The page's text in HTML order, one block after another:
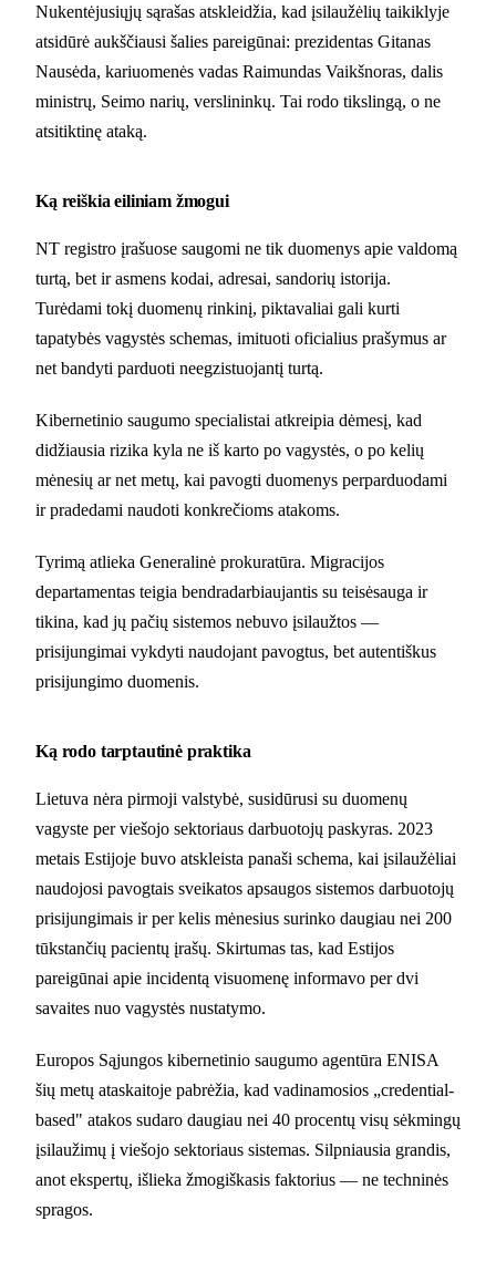
Nukentėjusiųjų sąrašas atskleidžia, kad įsilaužėlių taikiklyje
atsidūrė aukščiausi šalies pareigūnai: prezidentas Gitanas
Nausėda, kariuomenės vadas Raimundas Vaikšnoras, dalis
ministrų, Seimo narių, verslininkų. Tai rodo tikslingą, o ne
atsitiktinę ataką.
Ką reiškia eiliniam žmogui
NT registro įrašuose saugomi ne tik duomenys apie valdomą
turtą, bet ir asmens kodai, adresai, sandorių istorija.
Turėdami tokį duomenų rinkinį, piktavaliai gali kurti
tapatybės vagystės schemas, imituoti oficialius prašymus ar
net bandyti parduoti neegzistuojantį turtą.
Kibernetinio saugumo specialistai atkreipia dėmesį, kad
didžiausia rizika kyla ne iš karto po vagystės, o po kelių
mėnesių ar net metų, kai pavogti duomenys perparduodami
ir pradedami naudoti konkrečioms atakoms.
Tyrimą atlieka Generalinė prokuratūra. Migracijos
departamentas teigia bendradarbiaujantis su teisėsauga ir
tikina, kad jų pačių sistemos nebuvo įsilaužtos —
prisijungimai vykdyti naudojant pavogtus, bet autentiškus
prisijungimo duomenis.
Ką rodo tarptautinė praktika
Lietuva nėra pirmoji valstybė, susidūrusi su duomenų
vagyste per viešojo sektoriaus darbuotojų paskyras. 2023
metais Estijoje buvo atskleista panaši schema, kai įsilaužėliai
naudojosi pavogtais sveikatos apsaugos sistemos darbuotojų
prisijungimais ir per kelis mėnesius surinko daugiau nei 200
tūkstančių pacientų įrašų. Skirtumas tas, kad Estijos
pareigūnai apie incidentą visuomenę informavo per dvi
savaites nuo vagystės nustatymo.
Europos Sąjungos kibernetinio saugumo agentūra ENISA
šių metų ataskaitoje pabrėžia, kad vadinamosios „credential-
based" atakos sudaro daugiau nei 40 procentų visų sėkmingų
įsilaužimų į viešojo sektoriaus sistemas. Silpniausia grandis,
anot ekspertų, išlieka žmogiškasis faktorius — ne techninės
spragos.